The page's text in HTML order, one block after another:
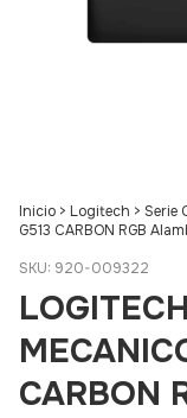
Inicio > Logitech > Serie
G513 CARBON RGB
SKU: 920-009322
CARBON